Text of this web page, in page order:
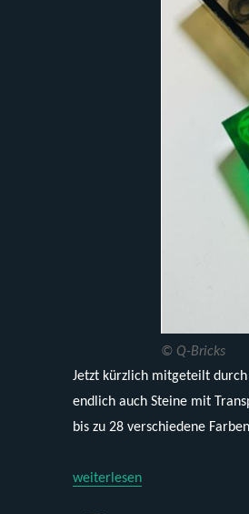
© Q-Bricks
Jetzt kürzlich mitgeteilt
endlich auch Steine mit
bis zu 28 verschiedene
„Transparenz bei Q-Bricks“
weiterlesen